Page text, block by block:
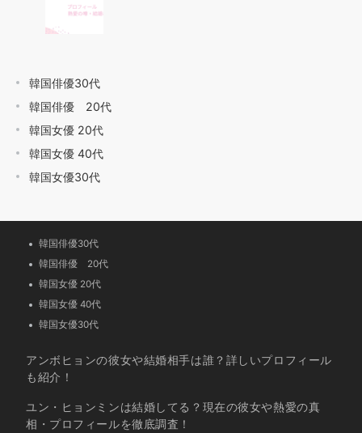
韓国俳優30代
韓国俳優 20代
韓国女優 20代
韓国女優 40代
韓国女優30代
韓国俳優30代
韓国俳優 20代
韓国女優 20代
韓国女優 40代
韓国女優30代
アンボヒョンの彼女や結婚相手は誰？詳しいプロフィール
も紹介！
ユン・ヒョンミンは結婚してる？現在の彼女や熱愛の真
相・プロフィールを徹底調査！